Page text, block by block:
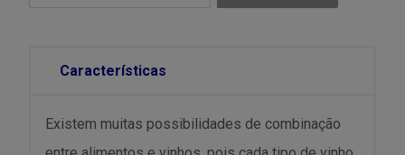
Características
Existem muitas possibilidades de combinação